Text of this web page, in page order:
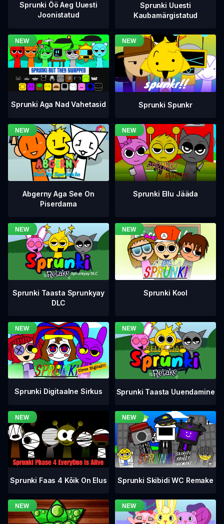
Sprunki Öö Aeg Uuesti
Joonistatud
Sprunki Uuesti
Kaubamärgistatud
Sprunki Aga Nad Vahetasid Sprunki Spunkr
Abgerny Aga See On
Piserdama
Sprunki Ellu Jääda
Sprunki Taasta Sprunkyay
DLC
Sprunki Kool
Sprunki Digitaalne Sirkus Sprunki Taasta Uuendamine
Sprunki Faas 4 Kõik On Elus Sprunki Skibidi WC Remake